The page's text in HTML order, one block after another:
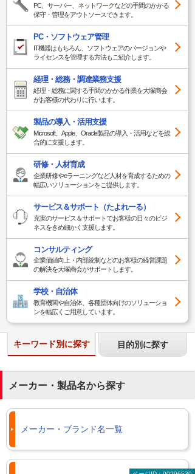
PC、サーバー、ネットワークなどの手間のかかる
保守・管理をアウトソースできます。
PC・ソフトウェア管理
IT機器はもちろん、ソフトウェアのバージョンや
ライセンスを管理する方法もご紹介します。
経理・総務・調達業務支援
経理・総務に関する手間のかかる作業を大塚商会
がお客様の代わりに行います。
製品の導入・活用支援
Microsoft、Apple、Oracle製品の導入・活用などを総
合的に支援します。
研修・人材育成
企業研修やeラーニングなど人材を育成するための
幅広いソリューションをご提供します。
サービス＆サポート（たよれーる）
充実のサービス＆サポートでお客様の日々のビジ
ネスをきめ細かく支援します。
コンサルティング
企業価値向上・内部統制などのお客様の経営課題
の解決を大塚商会がサポートします。
学校・自治体
教育機関や自治体、各種団体向けのソリューショ
ンを幅広くご用意しています。
キーワード別に探す 目的別に探す
メーカー・製品名から探す
メーカー・ブランド名一覧